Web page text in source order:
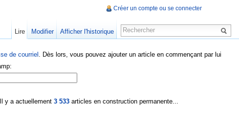
de courriel . Dès lors, vous pouvez ajouter un article en commençant par lui
y a actuellement 3 533articles en construction permanente...
Créer un compte ou se connecter
Lire Modifier Afficher l'historique